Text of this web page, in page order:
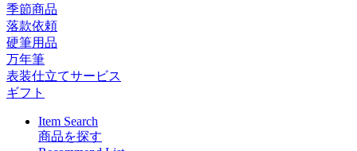
季節商品
落款依頼
硬筆用品
万年筆
表装仕立てサービス
ギフト
Item Search
商品を探す